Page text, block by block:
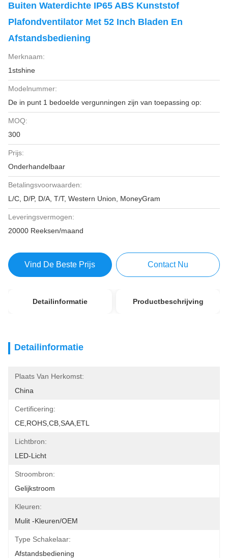
Buiten Waterdichte IP65 ABS Kunststof
Plafondventilator Met 52 Inch Bladen En
Afstandsbediening
Merknaam:
1stshine
Modelnummer:
De in punt 1 bedoelde vergunningen zijn van toepassing op:
MOQ:
300
Prijs:
Onderhandelbaar
Betalingsvoorwaarden:
L/C, D/P, D/A, T/T, Western Union, MoneyGram
Leveringsvermogen:
20000 Reeksen/maand
Vind De Beste Prijs Contact Nu
Detailinformatie Productbeschrijving
Detailinformatie
Plaats Van Herkomst:
China
Certificering:
CE,ROHS,CB,SAA,ETL
Lichtbron:
LED-Licht
Stroombron:
Gelijkstroom
Kleuren:
Mulit -kleuren/OEM
Type Schakelaar:
Afstandsbediening